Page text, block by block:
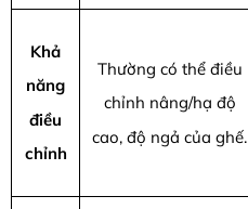
Khả
năng
điều
chỉnh
Thường có thể điều
chỉnh nâng/hạ độ
cao, độ ngả của ghế.